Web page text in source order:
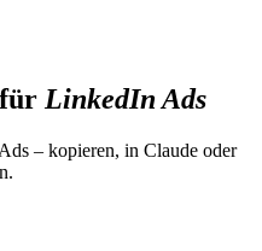
LinkedIn Ads
– kopieren, in Claude oder